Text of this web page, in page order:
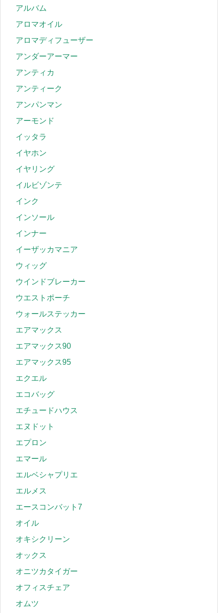
アルバム
アロマオイル
アロマディフューザー
アンダーアーマー
アンティカ
アンティーク
アンパンマン
アーモンド
イッタラ
イヤホン
イヤリング
イルビゾンテ
インク
インソール
インナー
イーザッカマニア
ウィッグ
ウインドブレーカー
ウエストポーチ
ウォールステッカー
エアマックス
エアマックス90
エアマックス95
エクエル
エコバッグ
エチュードハウス
エヌドット
エプロン
エマール
エルベシャプリエ
エルメス
エースコンバット7
オイル
オキシクリーン
オックス
オニツカタイガー
オフィスチェア
オムツ